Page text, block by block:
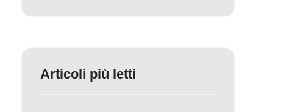
Articoli più letti